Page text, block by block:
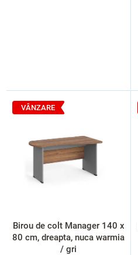
VÂNZARE
Birou de colt Manager 140 x
80 cm, dreapta, nuca warmia
/ gri